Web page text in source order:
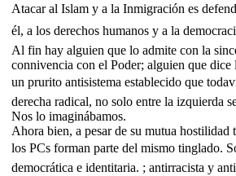
Atacar al Islam y a la Inmigración es
él, a los derechos humanos y a la
Al fin hay alguien que lo admite con la
connivencia con el Poder; alguien que
un prurito antisistema establecido que
derecha radical, no solo entre la izquierda
Nos lo imaginábamos.
Ahora bien, a pesar de su mutua hostilidad
los PCs forman parte del mismo tinglado.
democrática e identitaria. ; antirracista y